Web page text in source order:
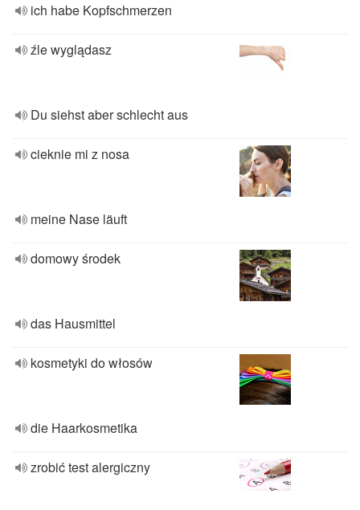
ich habe Kopfschmerzen
źle wyglądasz
Du siehst aber schlecht aus
cieknie mi z nosa
meine Nase läuft
domowy środek
das Hausmittel
kosmetyki do włosów
die Haarkosmetika
zrobić test alergiczny